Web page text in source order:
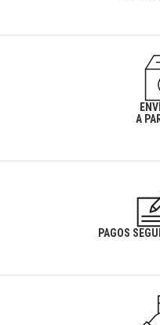
A
PAGOS